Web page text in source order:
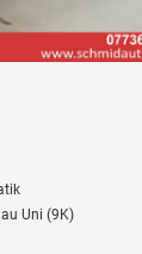
Uni (9K)